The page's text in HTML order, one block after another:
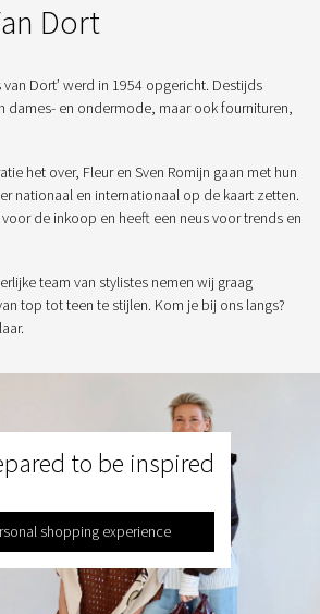
Dort
Dort’ werd in 1954 opgericht. Destijds
dames- en ondermode, maar ook fournituren,
het over, Fleur en Sven Romijn gaan met hun
nationaal en internationaal op de kaart zetten.
de inkoop en heeft een neus voor trends en
team van stylistes nemen wij graag
top tot teen te stijlen. Kom je bij ons langs?
to be inspired
shopping experience